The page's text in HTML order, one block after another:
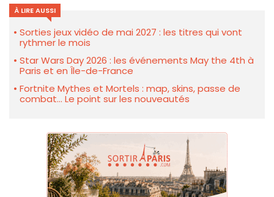
À LIRE AUSSI
Sorties jeux vidéo de mai 2027 : les titres qui vont
rythmer le mois
Star Wars Day 2026 : les événements May the 4th à
Paris et en Île-de-France
Fortnite Mythes et Mortels : map, skins, passe de
combat... Le point sur les nouveautés